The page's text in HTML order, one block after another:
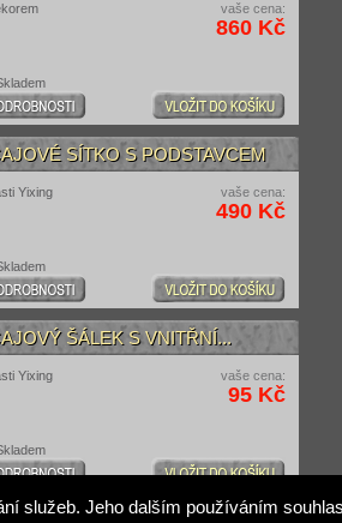
služeb. Jeho dalším používáním
vaše cena:
860 Kč
SÍTKO S PODSTAVCEM
Yixing vaše cena:
490 Kč
ŠÁLEK S VNITŘNÍ...
Yixing vaše cena:
95 Kč